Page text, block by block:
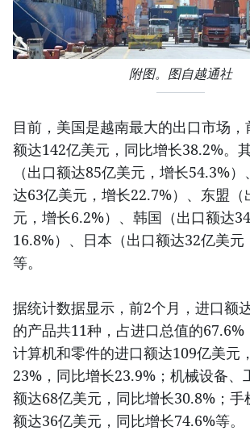
附图。图自越通社
目前，美国是越南最大的出口市场，
额达142亿美元，同比增长38.2%。
（出口额达85亿美元，增长54.3%
达63亿美元，增长22.7%）、东盟（
元，增长6.2%）、韩国（出口额达
16.8%）、日本（出口额达32亿美元
等。
据统计数据显示，前2个月，进口额
的产品共11种，占进口总值的67.6%
计算机和零件的进口额达109亿美元
23%，同比增长23.9%；机械设备、
额达68亿美元，同比增长30.8%；手
额达36亿美元，同比增长74.6%等。